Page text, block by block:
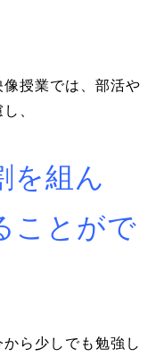
授業では、部活や
、
を組ん
ことがで
ら少しでも勉強し